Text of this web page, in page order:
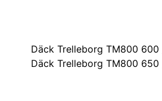
Däck Trelleborg TM800 600
Däck Trelleborg TM800 650